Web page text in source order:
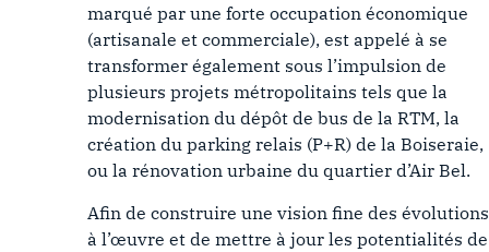
marqué par une forte occupation économique
(artisanale et commerciale), est appelé à se
transformer également sous l’impulsion de
plusieurs projets métropolitains tels que la
modernisation du dépôt de bus de la RTM, la
création du parking relais (P+R) de la Boiseraie,
ou la rénovation urbaine du quartier d’Air Bel.
Afin de construire une vision fine des évolutions
à l’œuvre et de mettre à jour les potentialités de